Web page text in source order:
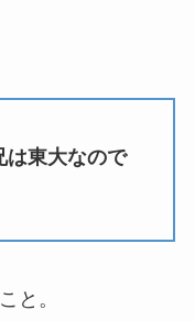
は東大なので
と。